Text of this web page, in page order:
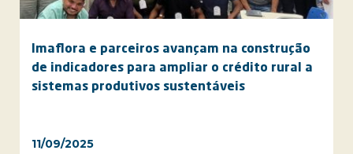
Imaflora e parceiros avançam na construção
de indicadores para ampliar o crédito rural a
sistemas produtivos sustentáveis
11/09/2025